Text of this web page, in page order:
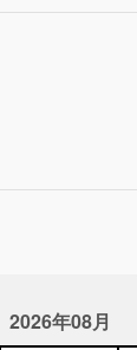
2026年08月